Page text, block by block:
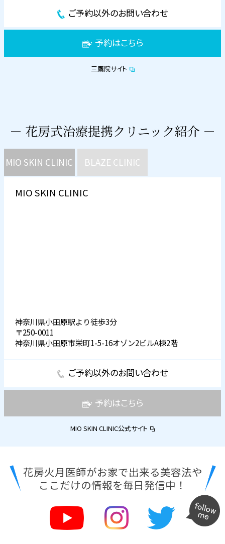
ご予約以外のお問い合わせ
予約はこちら
三鷹院サイト
MIO SKIN CLINIC BLAZE CLINIC
MIO SKIN CLINIC
神奈川県小田原駅より徒歩3分
〒250-0011
神奈川県小田原市栄町1-5-16オゾン2ビルA棟2階
ご予約以外のお問い合わせ
予約はこちら
MIO SKIN CLINIC公式サイト
花房火月医師がお家で出来る美容法や
ここだけの情報を毎日発信中！